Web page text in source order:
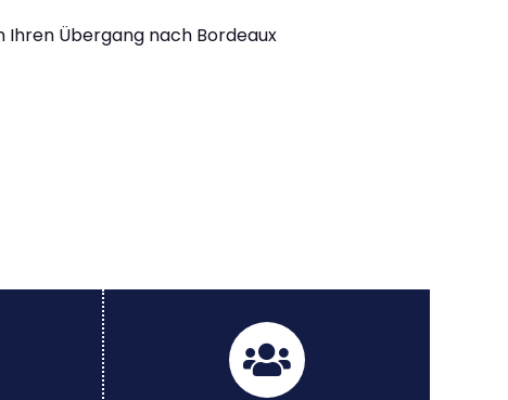
Ihren Übergang nach Bordeaux